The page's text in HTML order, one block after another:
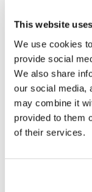
This website
We use cookies
provide social
We also share
our social media,
may combine it
provided to them
of their services.